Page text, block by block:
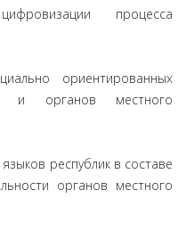
процесса
ориентированных
и органов местного
республик в составе
органов местного